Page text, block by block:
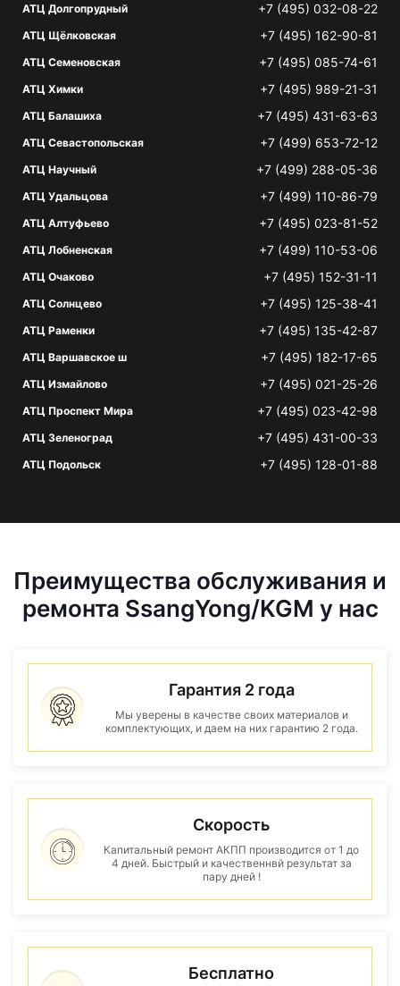
АТЦ Долгопрудный +7 (495) 032-08-22
АТЦ Щёлковская +7 (495) 162-90-81
АТЦ Семеновская +7 (495) 085-74-61
АТЦ Химки +7 (495) 989-21-31
АТЦ Балашиха +7 (495) 431-63-63
АТЦ Севастопольская +7 (499) 653-72-12
АТЦ Научный +7 (499) 288-05-36
АТЦ Удальцова +7 (499) 110-86-79
АТЦ Алтуфьево +7 (495) 023-81-52
АТЦ Лобненская +7 (499) 110-53-06
АТЦ Очаково +7 (495) 152-31-11
АТЦ Солнцево +7 (495) 125-38-41
АТЦ Раменки +7 (495) 135-42-87
АТЦ Варшавское ш +7 (495) 182-17-65
АТЦ Измайлово +7 (495) 021-25-26
АТЦ Проспект Мира +7 (495) 023-42-98
АТЦ Зеленоград +7 (495) 431-00-33
АТЦ Подольск +7 (495) 128-01-88
Преимущества обслуживания и
ремонта SsangYong/KGM у нас
Гарантия 2 года
Мы уверены в качестве своих материалов и
комплектующих, и даем на них гарантию 2 года.
Скорость
Капитальный ремонт АКПП производится от 1 до
4 дней. Быстрый и качественнвй результат за
пару дней !
Бесплатно